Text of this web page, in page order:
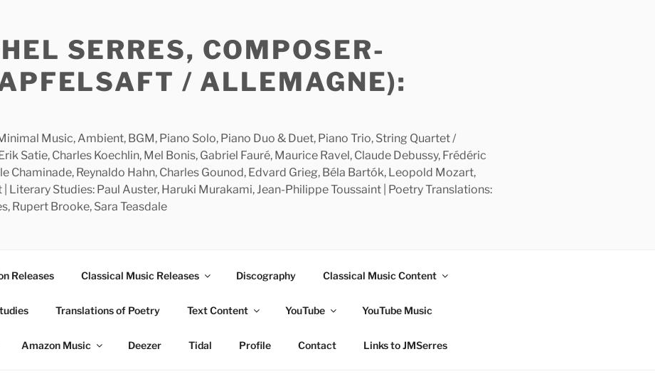
SERRES, COMPOSER-
/ ALLEMAGNE):
Music, Ambient, BGM, Piano Solo, Piano Duo & Duet, Piano Trio, String Quartet /
Satie, Charles Koechlin, Mel Bonis, Gabriel Fauré, Maurice Ravel, Claude Debussy, Frédéric
Chaminade, Reynaldo Hahn, Charles Gounod, Edvard Grieg, Béla Bartók, Leopold Mozart,
Literary Studies: Paul Auster, Haruki Murakami, Jean-Philippe Toussaint | Poetry Translations:
Rupert Brooke, Sara Teasdale
Releases Classical Music Releases Discography Classical Music Content
Translations of Poetry Text Content YouTube YouTube Music
Amazon Music Deezer Tidal Profile Contact Links to JMSerres